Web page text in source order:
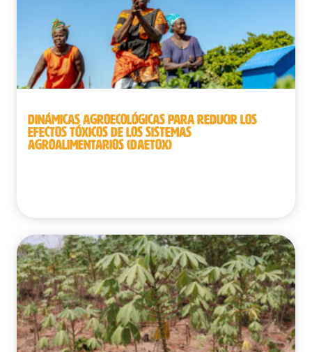
DINÁMICAS AGROECOLÓGICAS PARA REDUCIR LOS
EFECTOS TÓXICOS DE LOS SISTEMAS
AGROALIMENTARIOS (DAETOX)